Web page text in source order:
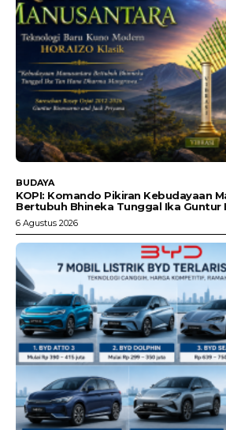
BUDAYA
KOPI: Komando Pikiran Kebudayaan
Bertubuh Bhineka Tunggal Ika Guntur
6 Agustus 2026